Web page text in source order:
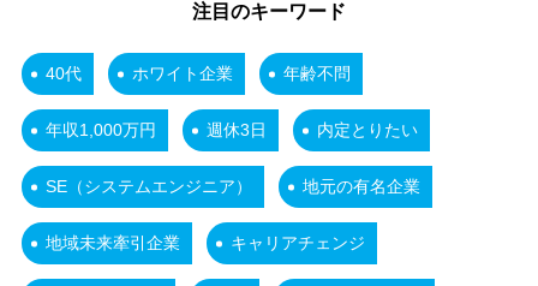
注目のキーワード
40代 ホワイト企業 年齢不問
年収1,000万円 週休3日 内定とりたい
SE（システムエンジニア） 地元の有名企業
地域未来牽引企業 キャリアチェンジ